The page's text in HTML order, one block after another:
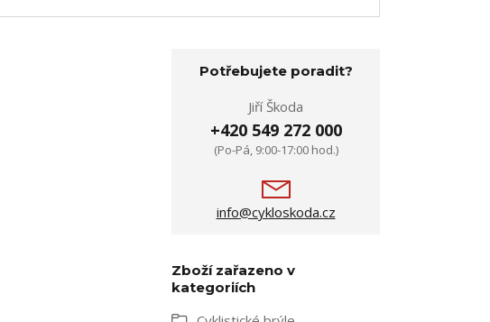
Potřebujete poradit?
Jiří Škoda
+420 549 272 000
(Po-Pá, 9:00-17:00 hod.)
info@cykloskoda.cz
Zboží zařazeno v
kategoriích